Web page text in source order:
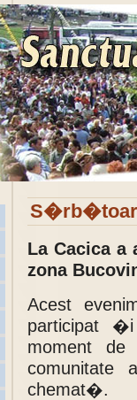
La Cacica
zona
Acest
participat
moment
comunitate
chemat�.